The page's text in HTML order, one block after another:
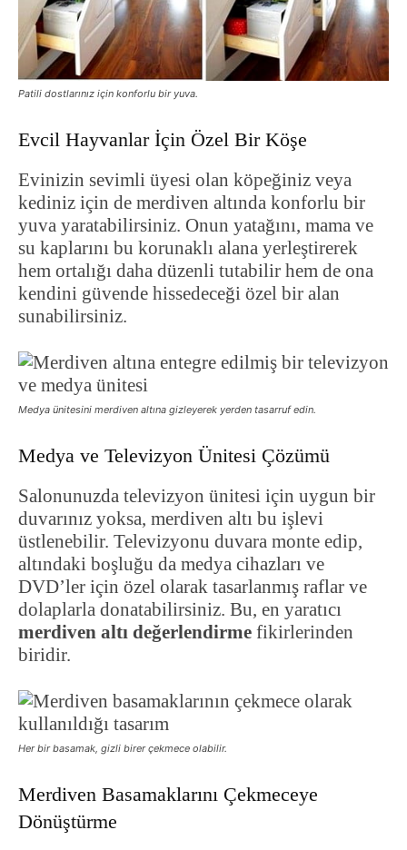
Patili dostlarınız için konforlu bir yuva.
Evcil Hayvanlar İçin Özel Bir Köşe
Evinizin sevimli üyesi olan köpeğiniz veya
kediniz için de merdiven altında konforlu bir
yuva yaratabilirsiniz. Onun yatağını, mama ve
su kaplarını bu korunaklı alana yerleştirerek
hem ortalığı daha düzenli tutabilir hem de ona
kendini güvende hissedeceği özel bir alan
sunabilirsiniz.
Medya ünitesini merdiven altına gizleyerek yerden tasarruf edin.
Medya ve Televizyon Ünitesi Çözümü
Salonunuzda televizyon ünitesi için uygun bir
duvarınız yoksa, merdiven altı bu işlevi
üstlenebilir. Televizyonu duvara monte edip,
altındaki boşluğu da medya cihazları ve
DVD’ler için özel olarak tasarlanmış raflar ve
dolaplarla donatabilirsiniz. Bu, en yaratıcı
merdiven altı değerlendirme fikirlerinden
biridir.
Her bir basamak, gizli birer çekmece olabilir.
Merdiven Basamaklarını Çekmeceye
Dönüştürme